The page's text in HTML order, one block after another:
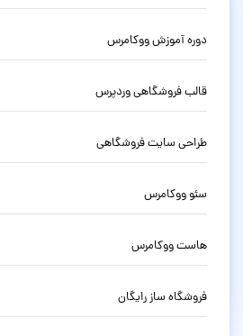
دوره آموزش ووکامرس
قالب فروشگاهی وردپرس
طراحی سایت فروشگاهی
سئو ووکامرس
هاست ووکامرس
فروشگاه ساز رایگان